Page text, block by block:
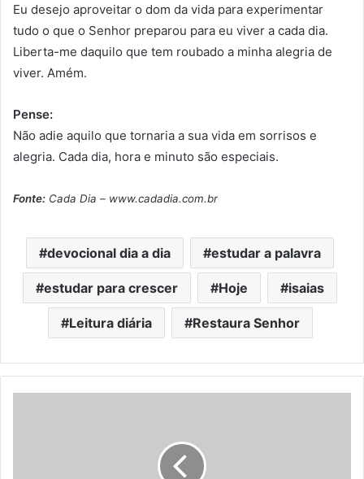
Eu desejo aproveitar o dom da vida para experimentar
tudo o que o Senhor preparou para eu viver a cada dia.
Liberta-me daquilo que tem roubado a minha alegria de
viver. Amém.
Pense:
Não adie aquilo que tornaria a sua vida em sorrisos e
alegria. Cada dia, hora e minuto são especiais.
Fonte: Cada Dia – www.cadadia.com.br
devocional dia a dia estudar a palavra
estudar para crescer Hoje isaias
Leitura diária Restaura Senhor